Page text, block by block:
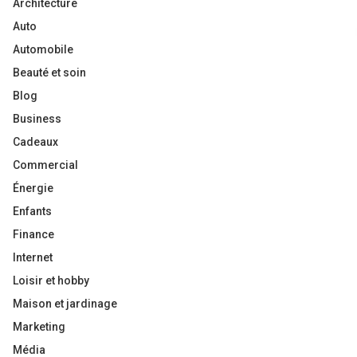
Architecture
Auto
Automobile
Beauté et soin
Blog
Business
Cadeaux
Commercial
Énergie
Enfants
Finance
Internet
Loisir et hobby
Maison et jardinage
Marketing
Média